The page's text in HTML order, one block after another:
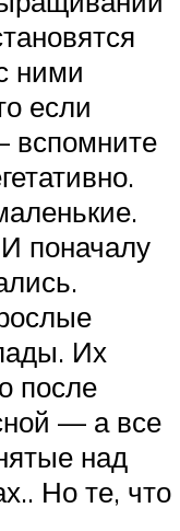
ними
если
вспомните
поначалу
Их
после
— а все
над
Но те, что